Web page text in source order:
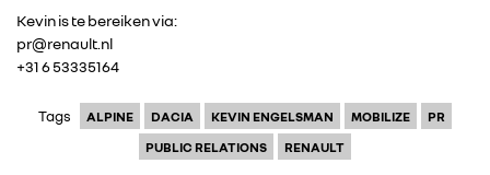
ALPINE
FOTO’S & VIDEO’S
Kevin is te bereiken via:
pr@renault.nl
+31 6 53335164
Tags ALPINE DACIA KEVIN ENGELSMAN MOBILIZE
PR
PUBLIC RELATIONS
RENAULT